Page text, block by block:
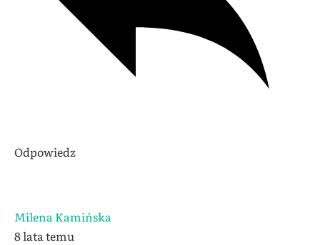
Odpowiedz
Milena Kamińska
8 lata temu